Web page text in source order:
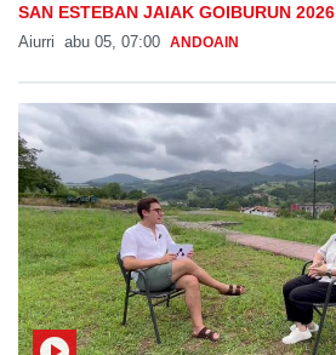
SAN ESTEBAN JAIAK GOIBURUN 2026
Aiurri abu 05, 07:00 ANDOAIN